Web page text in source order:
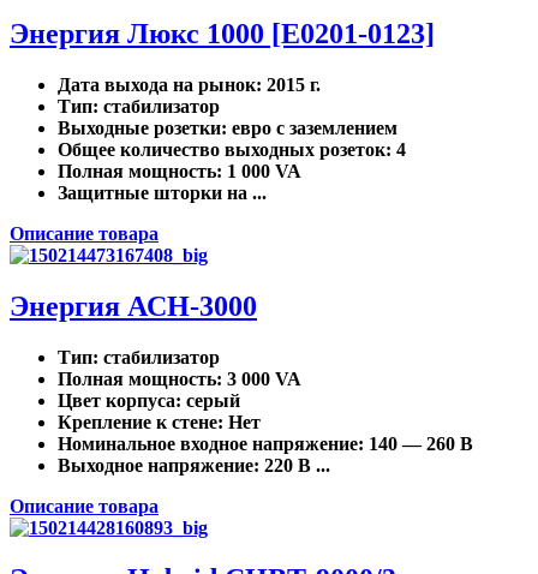
Энергия Люкс 1000 [Е0201-0123]
Дата выхода на рынок: 2015 г.
Тип: стабилизатор
Выходные розетки: евро с заземлением
Общее количество выходных розеток: 4
Полная мощность: 1 000 VA
Защитные шторки на ...
Описание товара
Энергия АСН-3000
Тип: стабилизатор
Полная мощность: 3 000 VA
Цвет корпуса: серый
Крепление к стене: Нет
Номинальное входное напряжение: 140 — 260 В
Выходное напряжение: 220 В ...
Описание товара